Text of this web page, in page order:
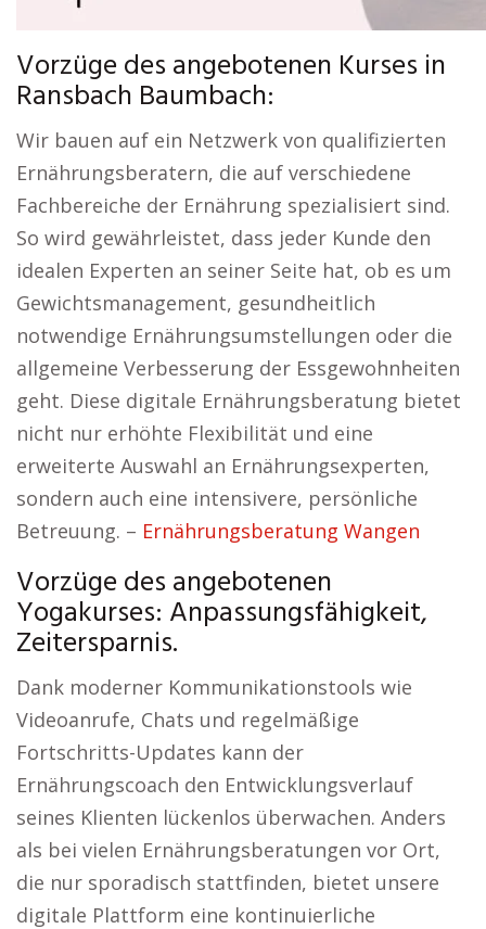
Vorzüge des angebotenen Kurses in
Ransbach Baumbach:
Wir bauen auf ein Netzwerk von qualifizierten
Ernährungsberatern, die auf verschiedene
Fachbereiche der Ernährung spezialisiert sind.
So wird gewährleistet, dass jeder Kunde den
idealen Experten an seiner Seite hat, ob es um
Gewichtsmanagement, gesundheitlich
notwendige Ernährungsumstellungen oder die
allgemeine Verbesserung der Essgewohnheiten
geht. Diese digitale Ernährungsberatung bietet
nicht nur erhöhte Flexibilität und eine
erweiterte Auswahl an Ernährungsexperten,
sondern auch eine intensivere, persönliche
Betreuung. – Ernährungsberatung Wangen
Vorzüge des angebotenen
Yogakurses: Anpassungsfähigkeit,
Zeitersparnis.
Dank moderner Kommunikationstools wie
Videoanrufe, Chats und regelmäßige
Fortschritts-Updates kann der
Ernährungscoach den Entwicklungsverlauf
seines Klienten lückenlos überwachen. Anders
als bei vielen Ernährungsberatungen vor Ort,
die nur sporadisch stattfinden, bietet unsere
digitale Plattform eine kontinuierliche